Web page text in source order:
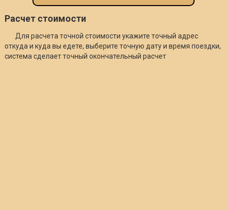
Расчет стоимости
Для расчета точной стоимости укажите точный адрес
откуда и куда вы едете, выберите точную дату и время поездки,
система сделает точный окончательный расчет